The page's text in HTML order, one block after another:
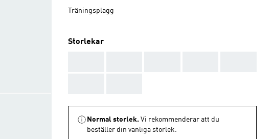
Träningsplagg
Storlekar
Normal storlek. Vi rekommenderar att du
beställer din vanliga storlek.